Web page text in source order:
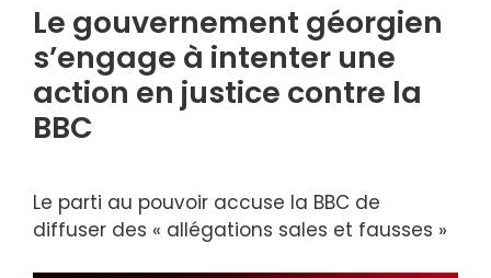
Le gouvernement géorgien
s’engage à intenter une
action en justice contre la
BBC
Le parti au pouvoir accuse la BBC de
diffuser des « allégations sales et fausses »